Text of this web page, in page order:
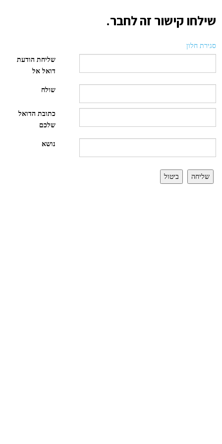
שילחו קישור זה לחבר.
סגירת חלון
שליחת הודעת
דואל אל
שולח
כתובת הדואל
שלכם
נושא
שליחה ביטול